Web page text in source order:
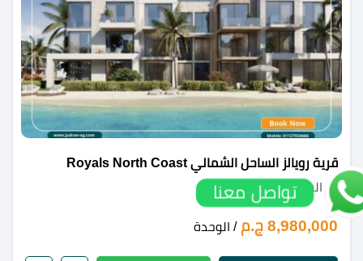
قرية رويالز الساحل الشمالي Royals North Coast
الساحل الشمالي
8,980,000 ج.م / الوحدة
تواصل معنا